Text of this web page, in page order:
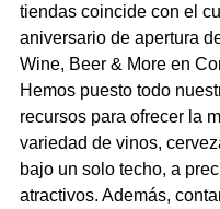
tiendas coincide con el
aniversario de apertura
Wine, Beer & More en
Hemos puesto todo
recursos para ofrecer la
variedad de vinos,
bajo un solo techo, a
atractivos. Además,